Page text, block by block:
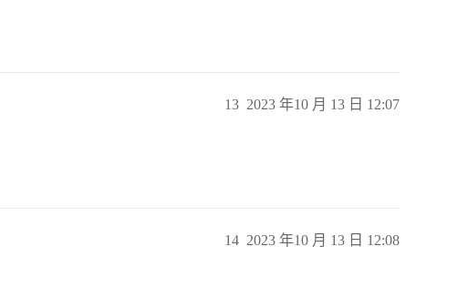
2023 年10 月 13 日 12:07
13
2023 年10 月 13 日 12:08
14